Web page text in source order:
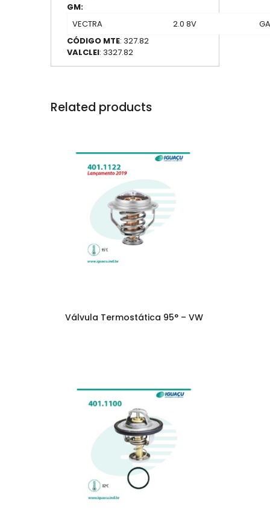
GM:
VECTRA
2.0 8V
CÓDIGO MTE: 327.82
VALCLEI: 3327.82
Related products
Válvula Termostática 95° – VW